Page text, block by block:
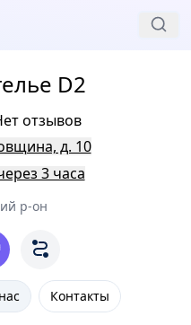
D2
отзывов
д. 10
3 часа
р-он
Контакты